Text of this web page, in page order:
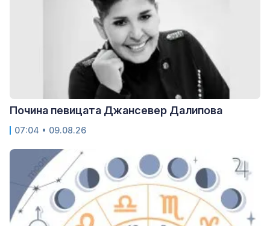
Почина певицата Джансевер Далипова
07:04 • 09.08.26